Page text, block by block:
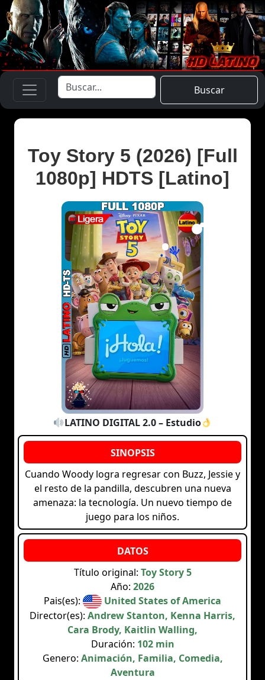
Buscar
Toy Story 5 (2026) [Full
1080p] HDTS [Latino]
LATINO DIGITAL 2.0 – Estudio
Cuando Woody logra regresar con Buzz, Jessie y
el resto de la pandilla, descubren una nueva
amenaza: la tecnología. Un nuevo tiempo de
juego para los niños.
Título original: Toy Story 5
Año: 2026
Pais(es):
United States of America
Director(es): Andrew Stanton, Kenna Harris,
Cara Brody, Kaitlin Walling,
Duración: 102 min
Genero: Animación, Familia, Comedia,
Aventura